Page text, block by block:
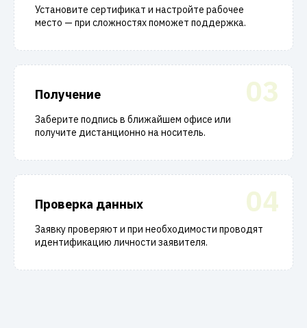
Установите сертификат и настройте рабочее
место — при сложностях поможет поддержка.
03
Получение
Заберите подпись в ближайшем офисе или
получите дистанционно на носитель.
04
Проверка данных
Заявку проверяют и при необходимости проводят
идентификацию личности заявителя.